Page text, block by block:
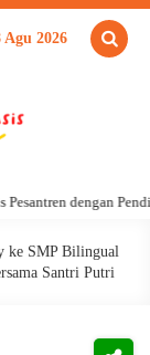
Agu 2026
dengan
ke SMP Bilingual
Santri Putri